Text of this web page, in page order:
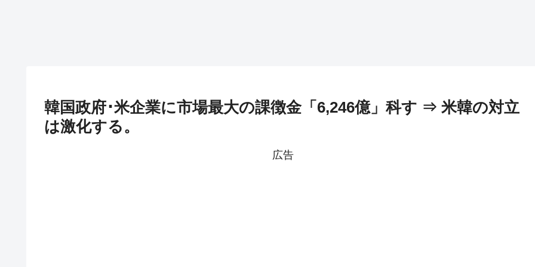
韓国政府･米企業に市場最大の課徴金「6,246億」科す ⇒ 米韓の対立
は激化する。
広告